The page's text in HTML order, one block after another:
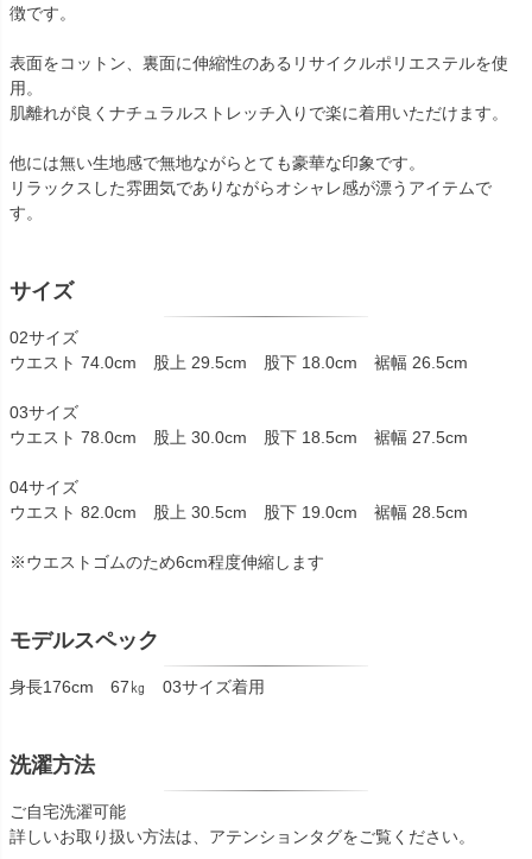
徴です。
表面をコットン、裏面に伸縮性のあるリサイクルポリエステルを使
用。
肌離れが良くナチュラルストレッチ入りで楽に着用いただけます。
他には無い生地感で無地ながらとても豪華な印象です。
リラックスした雰囲気でありながらオシャレ感が漂うアイテムで
す。
サイズ
02サイズ
ウエスト 74.0cm 股上 29.5cm 股下 18.0cm 裾幅 26.5cm
03サイズ
ウエスト 78.0cm 股上 30.0cm 股下 18.5cm 裾幅 27.5cm
04サイズ
ウエスト 82.0cm 股上 30.5cm 股下 19.0cm 裾幅 28.5cm
※ウエストゴムのため6cm程度伸縮します
モデルスペック
身長176cm 67㎏ 03サイズ着用
洗濯方法
ご自宅洗濯可能
詳しいお取り扱い方法は、アテンションタグをご覧ください。